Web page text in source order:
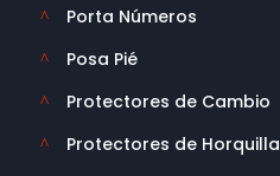
^ Porta Números
^ Posa Pié
^ Protectores de Cambio
^
Protectores de Horquilla